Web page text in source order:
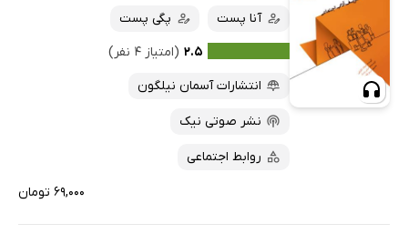
آنا پست
پگی پست
۲.۵ (امتیاز ۴ نفر)
انتشارات آسمان نیلگون
نشر صوتی نیک
روابط اجتماعی
۶۹,۰۰۰ تومان